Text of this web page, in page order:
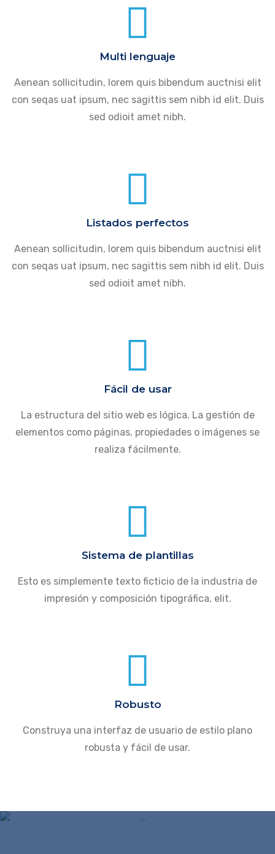
Multi lenguaje
Aenean sollicitudin, lorem quis bibendum auctnisi elit
con seqas uat ipsum, nec sagittis sem nibh id elit. Duis
sed odioit amet nibh.
Listados perfectos
Aenean sollicitudin, lorem quis bibendum auctnisi elit
con seqas uat ipsum, nec sagittis sem nibh id elit. Duis
sed odioit amet nibh.
Fácil de usar
La estructura del sitio web es lógica. La gestión de
elementos como páginas, propiedades o imágenes se
realiza fácilmente.
Sistema de plantillas
Esto es simplemente texto ficticio de la industria de
impresión y composición tipográfica, elit.
Robusto
Construya una interfaz de usuario de estilo plano
robusta y fácil de usar.